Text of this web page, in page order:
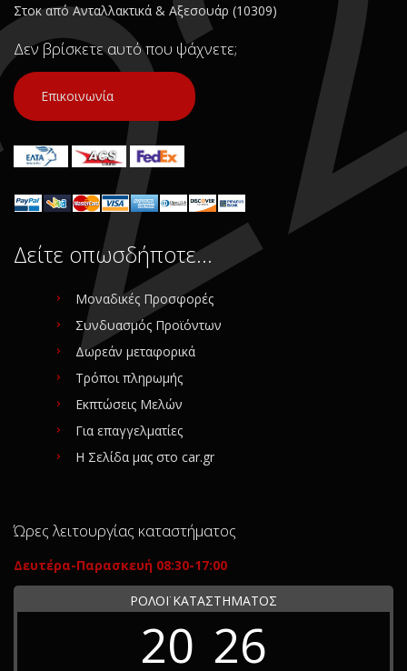
Στοκ από Ανταλλακτικά & Αξεσουάρ (10309)
Δεν βρίσκετε αυτό που ψάχνετε;
Επικοινωνία
Δείτε οπωσδήποτε…
Μοναδικές Προσφορές
Συνδυασμός Προϊόντων
Δωρεάν μεταφορικά
Τρόποι πληρωμής
Εκπτώσεις Μελών
Για επαγγελματίες
Η Σελίδα μας στο car.gr
Ώρες λειτουργίας καταστήματος
Δευτέρα-Παρασκευή 08:30-17:00
ΡΟΛΟΪ ΚΑΤΑΣΤΗΜΑΤΟΣ
20 26